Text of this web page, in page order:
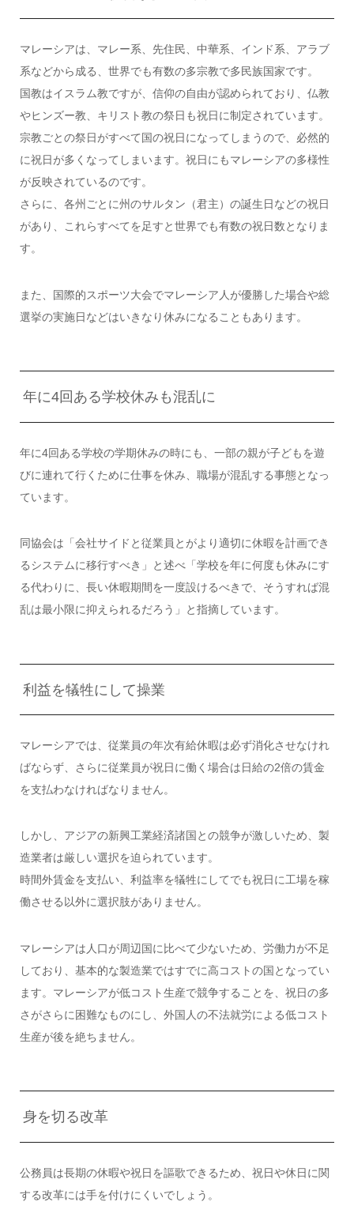
マレーシアは、マレー系、先住民、中華系、インド系、アラブ
系などから成る、世界でも有数の多宗教で多民族国家です。
国教はイスラム教ですが、信仰の自由が認められており、仏教
やヒンズー教、キリスト教の祭日も祝日に制定されています。
宗教ごとの祭日がすべて国の祝日になってしまうので、必然的
に祝日が多くなってしまいます。祝日にもマレーシアの多様性
が反映されているのです。
さらに、各州ごとに州のサルタン（君主）の誕生日などの祝日
があり、これらすべてを足すと世界でも有数の祝日数となりま
す。
また、国際的スポーツ大会でマレーシア人が優勝した場合や総
選挙の実施日などはいきなり休みになることもあります。
年に4回ある学校休みも混乱に
年に4回ある学校の学期休みの時にも、一部の親が子どもを遊
びに連れて行くために仕事を休み、職場が混乱する事態となっ
ています。
同協会は「会社サイドと従業員とがより適切に休暇を計画でき
るシステムに移行すべき」と述べ「学校を年に何度も休みにす
る代わりに、長い休暇期間を一度設けるべきで、そうすれば混
乱は最小限に抑えられるだろう」と指摘しています。
利益を犠牲にして操業
マレーシアでは、従業員の年次有給休暇は必ず消化させなけれ
ばならず、さらに従業員が祝日に働く場合は日給の2倍の賃金
を支払わなければなりません。
しかし、アジアの新興工業経済諸国との競争が激しいため、製
造業者は厳しい選択を迫られています。
時間外賃金を支払い、利益率を犠牲にしてでも祝日に工場を稼
働させる以外に選択肢がありません。
マレーシアは人口が周辺国に比べて少ないため、労働力が不足
しており、基本的な製造業ではすでに高コストの国となってい
ます。マレーシアが低コスト生産で競争することを、祝日の多
さがさらに困難なものにし、外国人の不法就労による低コスト
生産が後を絶ちません。
身を切る改革
公務員は長期の休暇や祝日を謳歌できるため、祝日や休日に関
する改革には手を付けにくいでしょう。